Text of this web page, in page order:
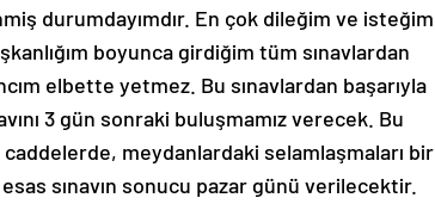
durumdayımdır. En çok dileğim ve isteğim
boyunca girdiğim tüm sınavlardan
elbette yetmez. Bu sınavlardan başarıyla
3 gün sonraki buluşmamız verecek. Bu
meydanlardaki selamlaşmaları bir
sınavın sonucu pazar günü verilecektir.